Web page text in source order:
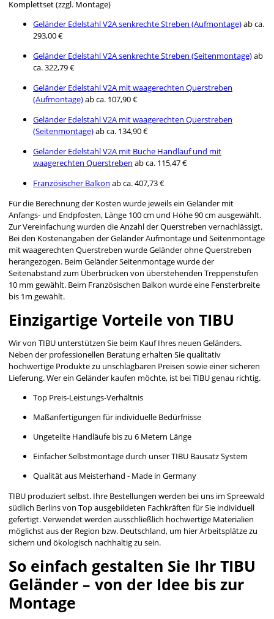
Komplettset (zzgl. Montage)
Geländer Edelstahl V2A senkrechte Streben (Aufmontage)ab ca.
293,00 €
Geländer Edelstahl V2A senkrechte Streben (Seitenmontage)ab
ca. 322,79 €
Geländer Edelstahl V2A mit waagerechten Querstreben
(Aufmontage)ab ca. 107,90 €
Geländer Edelstahl V2A mit waagerechten Querstreben
(Seitenmontage)ab ca. 134,90 €
Geländer Edelstahl V2A mit Buche Handlauf und mit
waagerechten Querstreben ab ca. 115,47 €
Französischer Balkon ab ca. 407,73 €
Für die Berechnung der Kosten wurde jeweils ein Geländer mit
Anfangs- und Endpfosten, Länge 100 cm und Höhe 90 cm ausgewählt.
Zur Vereinfachung wurden die Anzahl der Querstreben vernachlässigt.
Bei den Kostenangaben der Geländer Aufmontage und Seitenmontage
mit waagerechten Querstreben wurde Geländer ohne Querstreben
herangezogen. Beim Geländer Seitenmontage wurde der
Seitenabstand zum Überbrücken von überstehenden Treppenstufen
10 mm gewählt. Beim Französischen Balkon wurde eine Fensterbreite
bis 1m gewählt.
Einzigartige Vorteile von TIBU
Wir von TIBU unterstützen Sie beim Kauf Ihres neuen Geländers.
Neben der professionellen Beratung erhalten Sie qualitativ
hochwertige Produkte zu unschlagbaren Preisen sowie einer sicheren
Lieferung. Wer ein Geländer kaufen möchte, ist bei TIBU genau richtig.
Top Preis-Leistungs-Verhältnis
Maßanfertigungen für individuelle Bedürfnisse
Ungeteilte Handläufe bis zu 6 Metern Länge
Einfacher Selbstmontage durch unser TIBU Bausatz System
Qualität aus Meisterhand - Made in Germany
TIBU produziert selbst. Ihre Bestellungen werden bei uns im Spreewald
südlich Berlins von Top ausgebildeten Fachkräften für Sie individuell
gefertigt. Verwendet werden ausschließlich hochwertige Materialien
möglichst aus der Region bzw. Deutschland, um hier Arbeitsplätze zu
sichern und ökologisch nachhaltig zu sein.
So einfach gestalten Sie Ihr TIBU
Geländer – von der Idee bis zur
Montage